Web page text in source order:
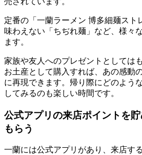
定番の「一蘭ラーメン 博多細麺スト
味わえない「ちぢれ麺」など、様々
ます。
家族や友人へのプレゼントとしては
お土産として購入すれば、あの感動
に再現できます。 帰り際にどのよう
してみるのも楽しい時間です。
公式アプリの来店ポイントを
もらう
一蘭には公式アプリがあり、来店す